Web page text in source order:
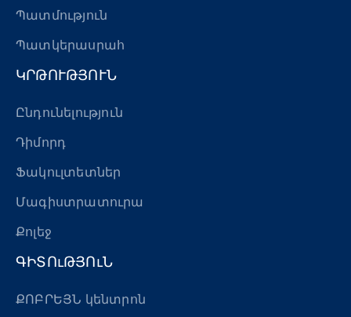
Պատմություն
Պատկերասրահ
ԿՐԹՈՒԹՅՈՒՆ
Ընդունելություն
Դիմորդ
Ֆակուլտետներ
Մագիստրատուրա
Քոլեջ
ԳԻՏՈւԹՅՈւՆ
ՔՈԲՐԵՅՆ կենտրոն